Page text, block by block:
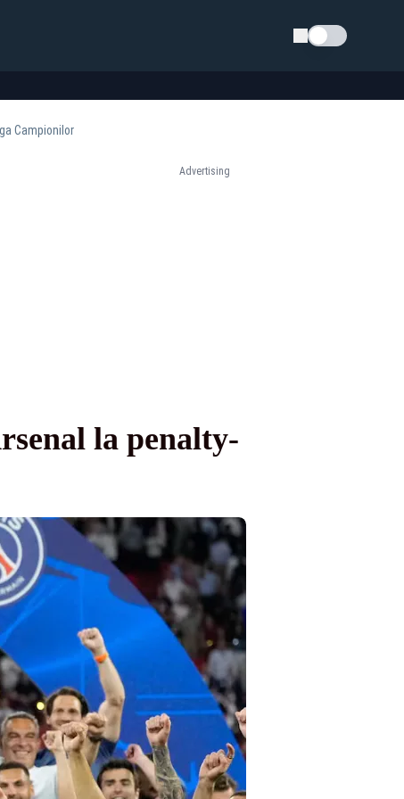
Schimba tema
Campionilor
Advertising
la penalty-